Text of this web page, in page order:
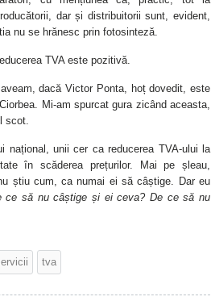
dar și distribuitorii sunt, evident,
nu se hrănesc prin fotosinteză.
TVA este pozitivă.
dacă Victor Ponta, hoț dovedit, este
Mi-am spurcat gura zicând aceasta,
scot.
național, unii cer ca reducerea TVA-ului la
în scăderea prețurilor. Mai pe șleau,
știu cum, ca numai ei să câștige. Dar eu
ce să nu câștige și ei ceva? De ce să nu
tva